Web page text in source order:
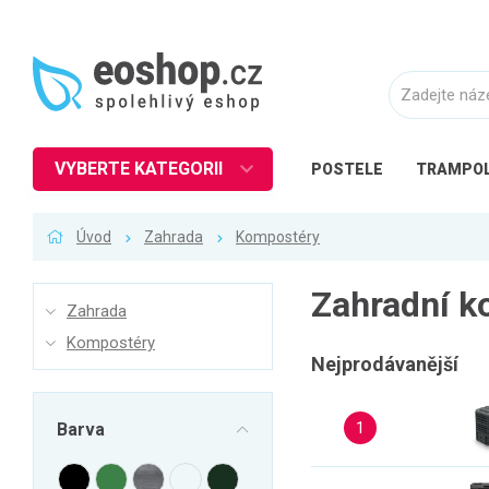
POSTELE
VYBERTE KATEGORII
Předsíň a chodba
Pracovna a kancelář
Koupelna
Úvod Zahrada Kompostéry
Zahrada
Kompostéry
Barva
Zahradní
Nejprodávanější
1